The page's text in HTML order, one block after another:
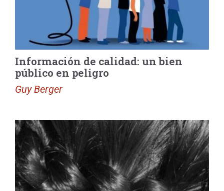
Información de calidad: un bien
público en peligro
Guy Berger